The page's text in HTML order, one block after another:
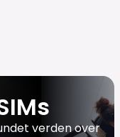
verden over